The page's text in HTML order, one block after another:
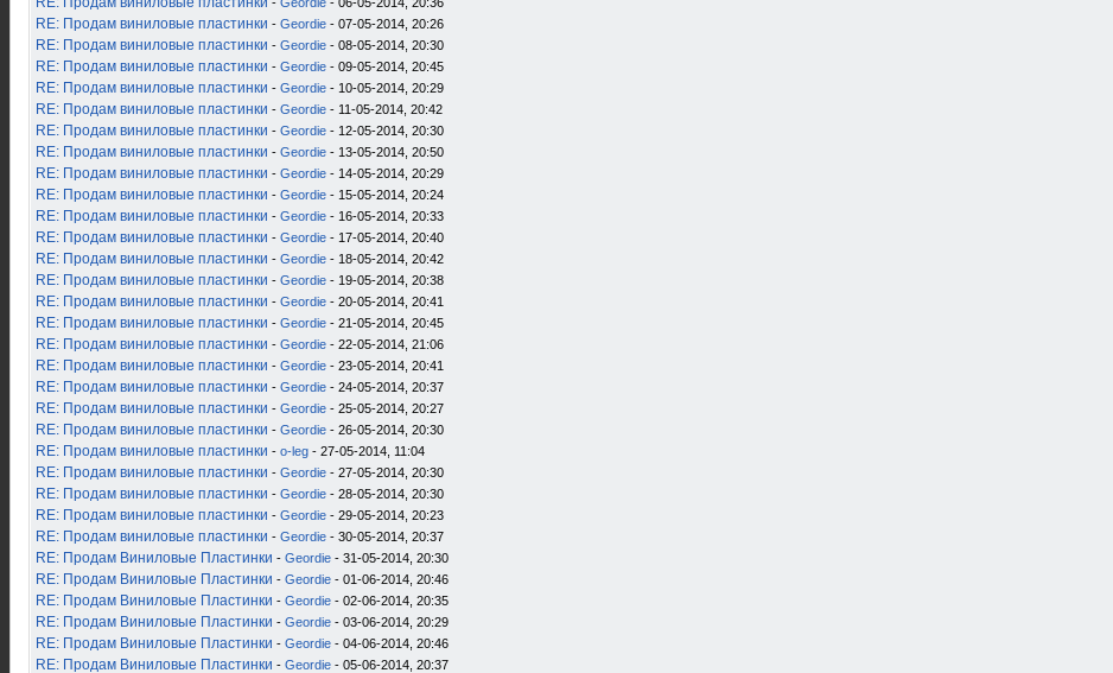
RE: Продам виниловые пластинки - Geordie - 07-05-2014, 20:26
RE: Продам виниловые пластинки - Geordie - 08-05-2014, 20:30
RE: Продам виниловые пластинки - Geordie - 09-05-2014, 20:45
RE: Продам виниловые пластинки - Geordie - 10-05-2014, 20:29
RE: Продам виниловые пластинки - Geordie - 11-05-2014, 20:42
RE: Продам виниловые пластинки - Geordie - 12-05-2014, 20:30
RE: Продам виниловые пластинки - Geordie - 13-05-2014, 20:50
RE: Продам виниловые пластинки - Geordie - 14-05-2014, 20:29
RE: Продам виниловые пластинки - Geordie - 15-05-2014, 20:24
RE: Продам виниловые пластинки - Geordie - 16-05-2014, 20:33
RE: Продам виниловые пластинки - Geordie - 17-05-2014, 20:40
RE: Продам виниловые пластинки - Geordie - 18-05-2014, 20:42
RE: Продам виниловые пластинки - Geordie - 19-05-2014, 20:38
RE: Продам виниловые пластинки - Geordie - 20-05-2014, 20:41
RE: Продам виниловые пластинки - Geordie - 21-05-2014, 20:45
RE: Продам виниловые пластинки - Geordie - 22-05-2014, 21:06
RE: Продам виниловые пластинки - Geordie - 23-05-2014, 20:41
RE: Продам виниловые пластинки - Geordie - 24-05-2014, 20:37
RE: Продам виниловые пластинки - Geordie - 25-05-2014, 20:27
RE: Продам виниловые пластинки - Geordie - 26-05-2014, 20:30
RE: Продам виниловые пластинки - o-leg - 27-05-2014, 11:04
RE: Продам виниловые пластинки - Geordie - 27-05-2014, 20:30
RE: Продам виниловые пластинки - Geordie - 28-05-2014, 20:30
RE: Продам виниловые пластинки - Geordie - 29-05-2014, 20:23
RE: Продам виниловые пластинки - Geordie - 30-05-2014, 20:37
RE: Продам Виниловые Пластинки - Geordie - 31-05-2014, 20:30
RE: Продам Виниловые Пластинки - Geordie - 01-06-2014, 20:46
RE: Продам Виниловые Пластинки - Geordie - 02-06-2014, 20:35
RE: Продам Виниловые Пластинки - Geordie - 03-06-2014, 20:29
RE: Продам Виниловые Пластинки - Geordie - 04-06-2014, 20:46
RE: Продам Виниловые Пластинки - Geordie - 05-06-2014, 20:37